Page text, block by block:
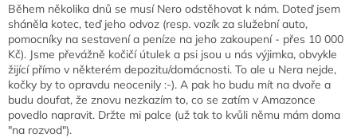
Během několika dnů se musí Nero odstěhovat k nám. Doteď jsem
sháněla kotec, teď jeho odvoz (resp. vozík za služební auto,
pomocníky na sestavení a peníze na jeho zakoupení - přes 10 000
Kč). Jsme převážně kočičí útulek a psi jsou u nás výjimka, obvykle
žijící přímo v některém depozitu/domácnosti. To ale u Nera nejde,
kočky by to opravdu neocenily :-). A pak ho budu mít na dvoře a
budu doufat, že znovu nezkazím to, co se zatím v Amazonce
povedlo napravit. Držte mi palce (už tak to kvůli němu mám doma
"na rozvod").